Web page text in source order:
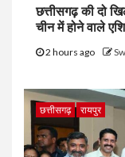
छत्तीसगढ़ की दो
चीन में होने वाले
2 hours ago
छत्तीसगढ़ रायपुर